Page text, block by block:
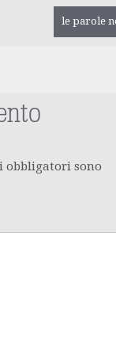
le parole
obbligatori sono